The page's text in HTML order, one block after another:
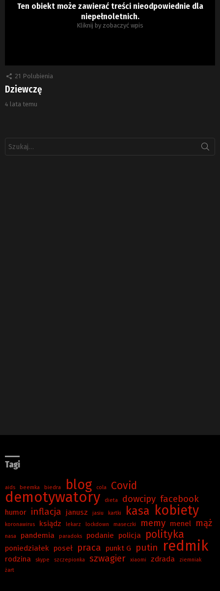
Ten obiekt może zawierać treści nieodpowiednie dla
niepełnoletnich.
Kliknij by zobaczyć wpis
21 Polubienia
Dziewczę
4 lata temu
Tagi
aids beemka biedra blog cola Covid
demotywatory dieta dowcipy facebook
humor inflacja janusz jasiu kartki kasa kobiety
koronawirus ksiądz lekarz lockdown maseczki memy menel mąż
nasa pandemia paradoks podanie policja polityka
poniedziałek poseł praca punkt G putin redmik
rodzina skype szczepionka szwagier xiaomi zdrada
ziemniak
żart